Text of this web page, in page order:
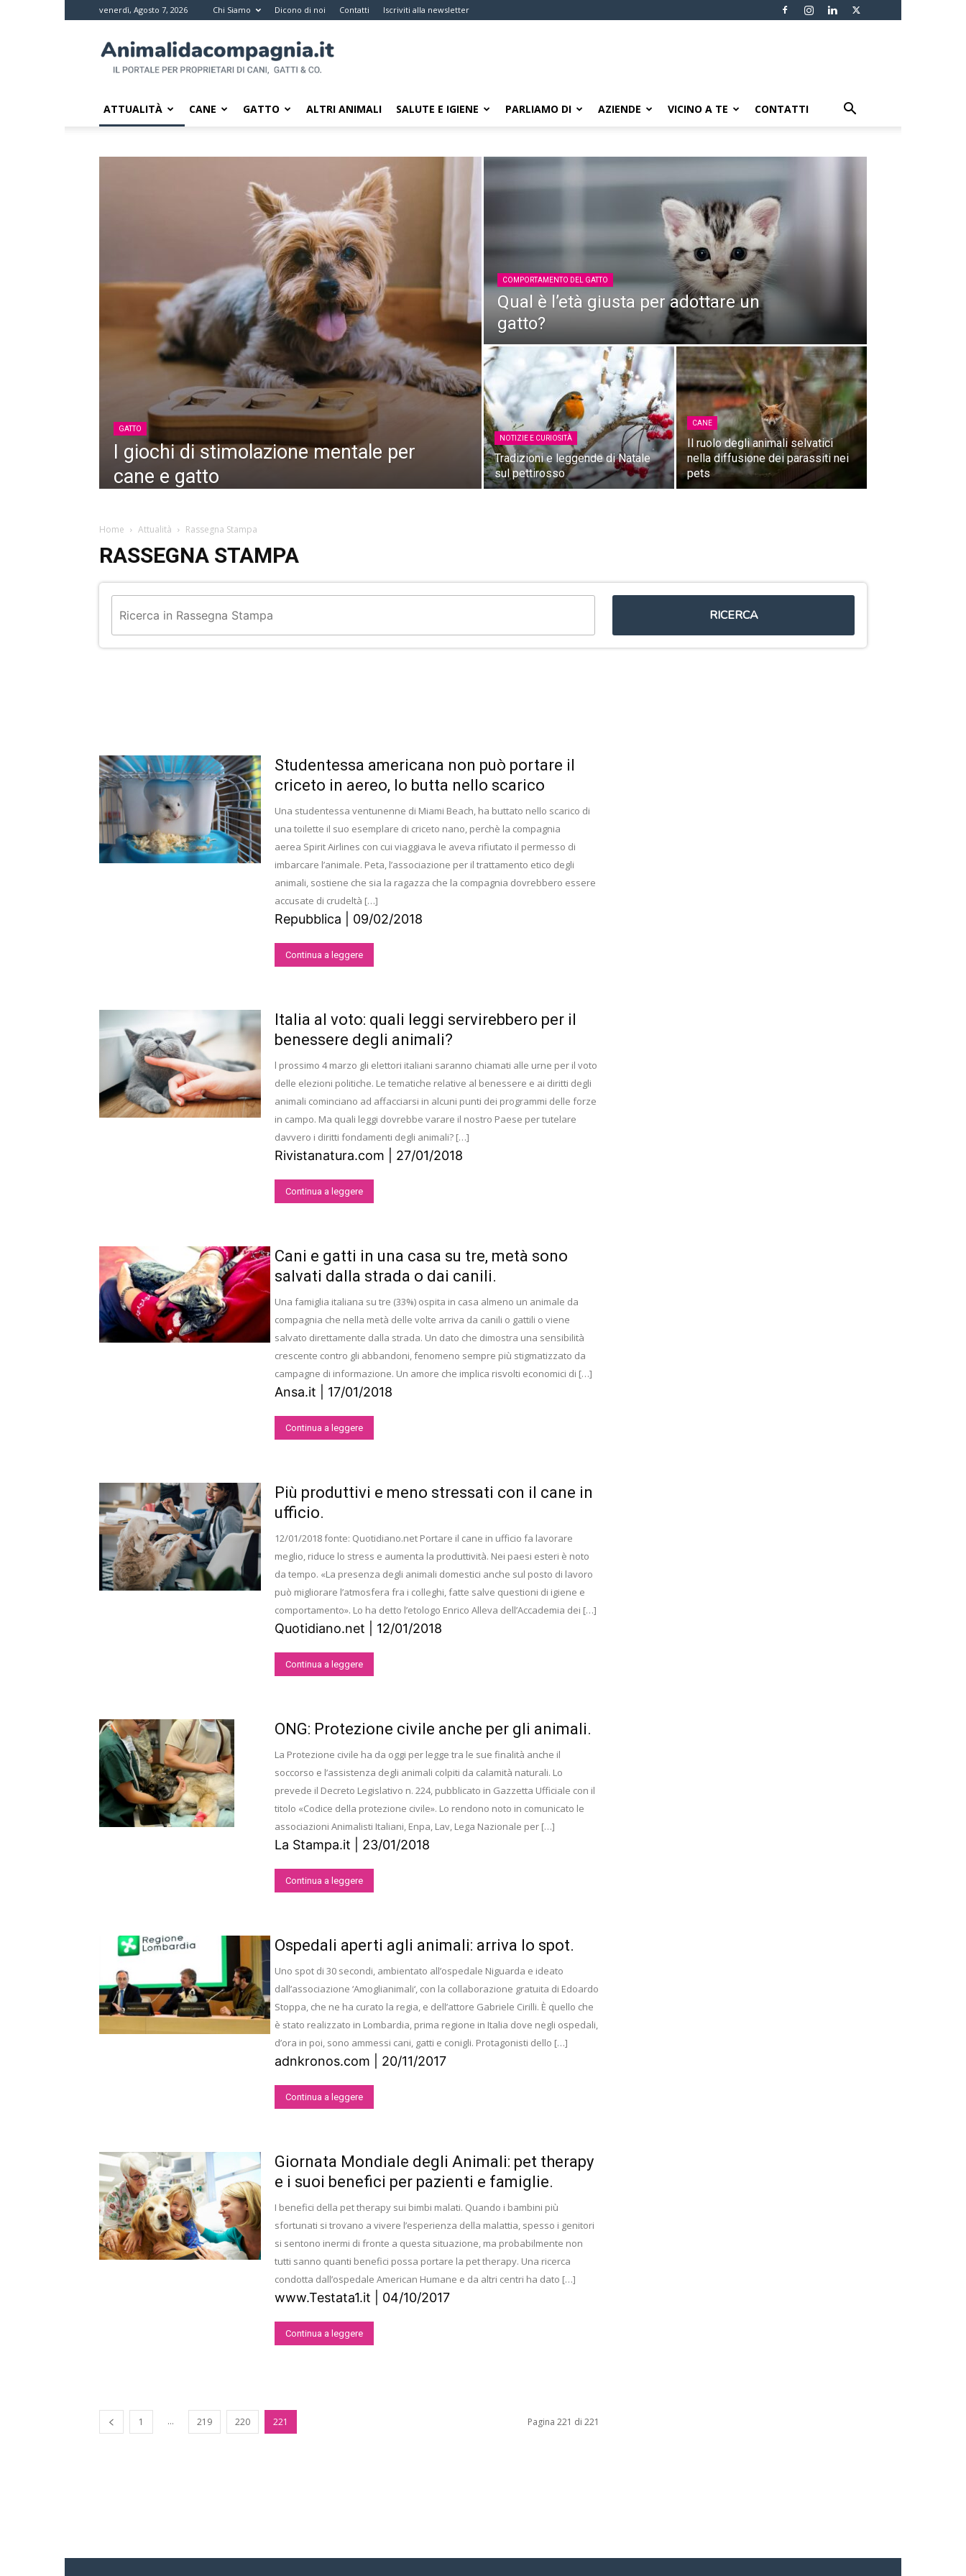
venerdì, Agosto 7, 2026 Chi Siamo Dicono di noi Contatti Iscriviti alla newsletter
da
compagnia
Il
i
ATTUALITÀ CANE GATTO ALTRI ANIMALI SALUTE E IGIENE PARLIAMO DI AZIENDE VICINO A TE CONTATTI
GATTO
I giochi di stimolazione mentale per
cane e gatto
COMPORTAMENTO DEL GATTO
Qual è l’età giusta per adottare un
gatto?
NOTIZIE E CURIOSITÀ
Tradizioni e leggende di Natale
sul pettirosso
CANE
Il ruolo degli animali selvatici
nella diffusione dei parassiti nei
pets
Home Attualità Rassegna Stampa
RASSEGNA STAMPA
RICERCA
Studentessa americana non può portare il
criceto in aereo, lo butta nello scarico
Una studentessa ventunenne di Miami Beach, ha buttato nello scarico di
una toilette il suo esemplare di criceto nano, perchè la compagnia
aerea Spirit Airlines con cui viaggiava le aveva rifiutato il permesso di
imbarcare l’animale. Peta, l’associazione per il trattamento etico degli
animali, sostiene che sia la ragazza che la compagnia dovrebbero essere
accusate di crudeltà […]
Repubblica | 09/02/2018
Continua a leggere
Italia al voto: quali leggi servirebbero per il
benessere degli animali?
l prossimo 4 marzo gli elettori italiani saranno chiamati alle urne per il voto
delle elezioni politiche. Le tematiche relative al benessere e ai diritti degli
animali cominciano ad affacciarsi in alcuni punti dei programmi delle forze
in campo. Ma quali leggi dovrebbe varare il nostro Paese per tutelare
davvero i diritti fondamenti degli animali? […]
Rivistanatura.com | 27/01/2018
Continua a leggere
Cani e gatti in una casa su tre, metà sono
salvati dalla strada o dai canili.
Una famiglia italiana su tre (33%) ospita in casa almeno un animale da
compagnia che nella metà delle volte arriva da canili o gattili o viene
salvato direttamente dalla strada. Un dato che dimostra una sensibilità
crescente contro gli abbandoni, fenomeno sempre più stigmatizzato da
campagne di informazione. Un amore che implica risvolti economici di […]
Ansa.it | 17/01/2018
Continua a leggere
Più produttivi e meno stressati con il cane in
ufficio.
12/01/2018 fonte: Quotidiano.net Portare il cane in ufficio fa lavorare
meglio, riduce lo stress e aumenta la produttività. Nei paesi esteri è noto
da tempo. «La presenza degli animali domestici anche sul posto di lavoro
può migliorare l’atmosfera fra i colleghi, fatte salve questioni di igiene e
comportamento». Lo ha detto l’etologo Enrico Alleva dell’Accademia dei […]
Quotidiano.net | 12/01/2018
Continua a leggere
ONG: Protezione civile anche per gli animali.
La Protezione civile ha da oggi per legge tra le sue finalità anche il
soccorso e l’assistenza degli animali colpiti da calamità naturali. Lo
prevede il Decreto Legislativo n. 224, pubblicato in Gazzetta Ufficiale con il
titolo «Codice della protezione civile». Lo rendono noto in comunicato le
associazioni Animalisti Italiani, Enpa, Lav, Lega Nazionale per […]
La Stampa.it | 23/01/2018
Continua a leggere
Ospedali aperti agli animali: arriva lo spot.
Uno spot di 30 secondi, ambientato all’ospedale Niguarda e ideato
dall’associazione ‘Amoglianimali‘, con la collaborazione gratuita di Edoardo
Stoppa, che ne ha curato la regia, e dell’attore Gabriele Cirilli. È quello che
è stato realizzato in Lombardia, prima regione in Italia dove negli ospedali,
d’ora in poi, sono ammessi cani, gatti e conigli. Protagonisti dello […]
adnkronos.com | 20/11/2017
Continua a leggere
Giornata Mondiale degli Animali: pet therapy
e i suoi benefici per pazienti e famiglie.
I benefici della pet therapy sui bimbi malati. Quando i bambini più
sfortunati si trovano a vivere l’esperienza della malattia, spesso i genitori
si sentono inermi di fronte a questa situazione, ma probabilmente non
tutti sanno quanti benefici possa portare la pet therapy. Una ricerca
condotta dall’ospedale American Humane e da altri centri ha dato […]
www.Testata1.it | 04/10/2017
Continua a leggere
1 ... 219 220 221 Pagina 221 di 221